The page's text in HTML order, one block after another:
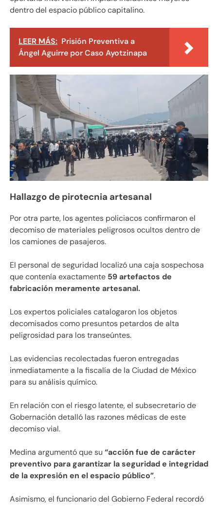
dentro del espacio público capitalino.
LEER MÁS: Prisión Preventiva a
Ángel Aguirre por Caso Ayotzinapa
Hallazgo de pirotecnia artesanal
Por otra parte, los agentes policiacos confirmaron el
decomiso de materiales peligrosos ocultos dentro de
los camiones de pasajeros.
El personal de seguridad localizó una caja sospechosa
que contenía exactamente 59 artefactos de
fabricación meramente artesanal.
Los expertos policiales catalogaron los objetos
decomisados como presuntos petardos de alta
peligrosidad para los transeúntes.
Las evidencias recolectadas fueron entregadas
inmediatamente a la fiscalía de la Ciudad de México
para su análisis químico.
En relación con el riesgo latente, el subsecretario de
Gobernación detalló las razones médicas de este
decomiso vial.
Medina argumentó que su “acción fue de carácter
preventivo para garantizar la seguridad e integridad
de la expresión en el espacio público”.
Asimismo, el funcionario del Gobierno Federal recordó